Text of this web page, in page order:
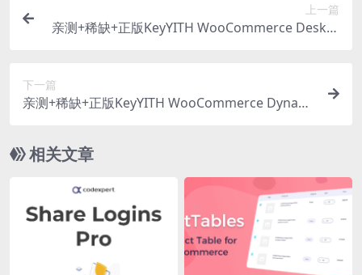
上一篇
亲测+稀缺+正版KeyYITH WooCommerce Deskto
下一篇
亲测+稀缺+正版KeyYITH WooCommerce Dynami
格折扣插件下载
相关文章